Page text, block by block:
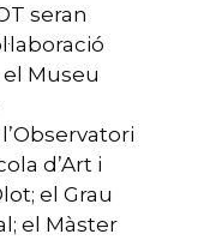
seran
Museu
d’Art i
el Grau
el Màster